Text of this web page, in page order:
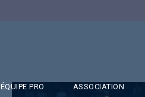
ÉQUIPE PRO ASSOCIATION